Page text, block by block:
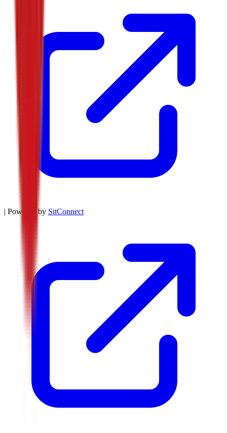
| Powered by SitConnect